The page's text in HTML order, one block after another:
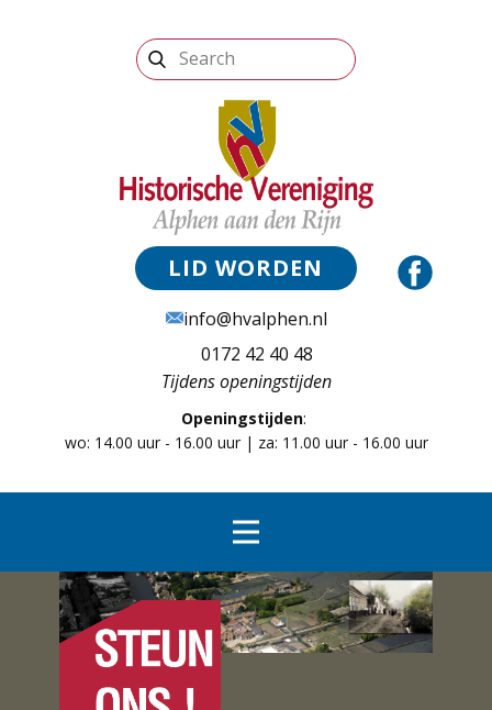
LID WORDEN
0172 42 40 48
Tijdens openingstijden
Openingstijden:
wo: 14.00 uur - 16.00 uur | za: 11.00 uur - 16.00 uur
info@hvalphen.nl